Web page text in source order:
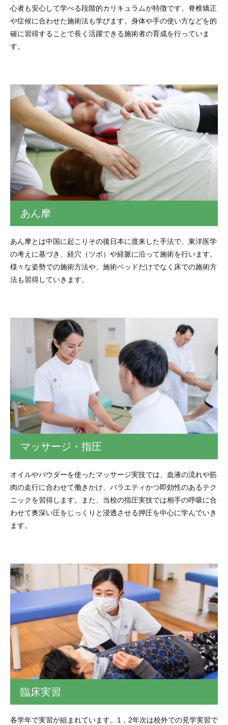
心者も安心して学べる段階的カリキュラムが特徴です。脊椎矯正
や症候に合わせた施術法も学びます。身体や手の使い方などを的
確に習得することで長く活躍できる施術者の育成を行っていま
す。
あん摩
あん摩とは中国に起こりその後日本に渡来した手法で、東洋医学
の考えに基づき、経穴（ツボ）や経脈に沿って施術を行います。
様々な姿勢での施術方法や、施術ベッドだけでなく床での施術方
法も習得していきます。
マッサージ・指圧
オイルやパウダーを使ったマッサージ実技では、血液の流れや筋
肉の走行に合わせて働きかけ、バラエティかつ即効性のあるテク
ニックを習得します。また、当校の指圧実技では相手の呼吸に合
わせて奥深い圧をじっくりと浸透させる押圧を中心に学んでいき
ます。
臨床実習
各学年で実習が組まれています。1，2年次は校外での見学実習で